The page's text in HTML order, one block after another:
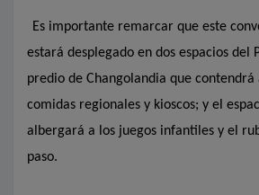
Es importante remarcar que este
estará desplegado en dos espacios del
predio de Changolandia que contendrá
comidas regionales y kioscos; y el
albergará a los juegos infantiles y el
paso.